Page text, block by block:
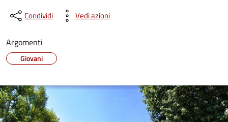
Condividi Vedi azioni
Argomenti
Giovani